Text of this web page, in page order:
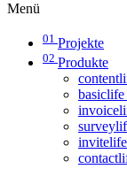
Menü
01 Projekte
02 Produkte